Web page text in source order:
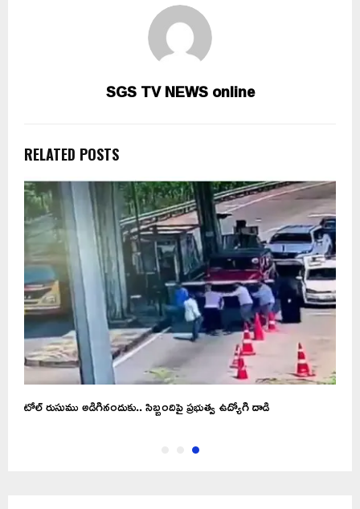
SGS TV NEWS online
RELATED POSTS
టోల్ రుసుము అడిగినందుకు.. సిబ్బందిపై ప్రభుత్వ ఉద్యోగి దాడి